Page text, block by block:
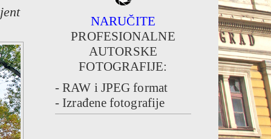
NARUČITE
PROFESIONALNE
AUTORSKE
FOTOGRAFIJE:
- RAW i JPEG format
- Izrađene fotografije